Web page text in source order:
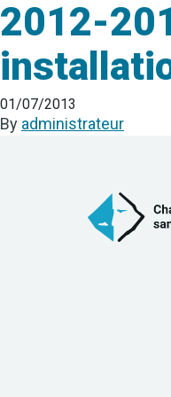
2012-
01/07/2013
By administrateur